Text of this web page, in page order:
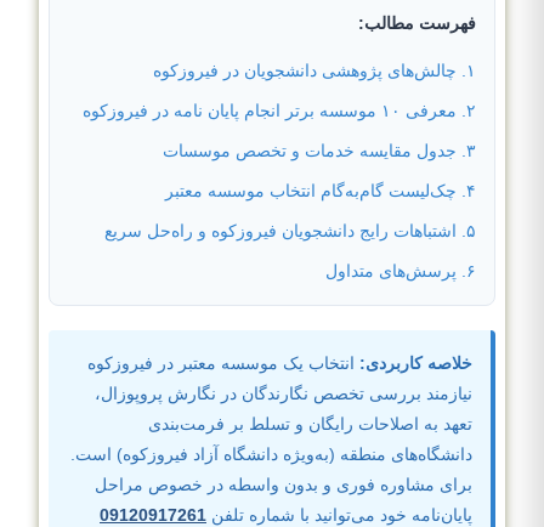
فهرست مطالب:
۱. چالش‌های پژوهشی دانشجویان در فیروزکوه
۲. معرفی ۱۰ موسسه برتر انجام پایان نامه در فیروزکوه
۳. جدول مقایسه خدمات و تخصص موسسات
۴. چک‌لیست گام‌به‌گام انتخاب موسسه معتبر
۵. اشتباهات رایج دانشجویان فیروزکوه و راه‌حل سریع
۶. پرسش‌های متداول
خلاصه کاربردی: انتخاب یک موسسه معتبر در فیروزکوه
نیازمند بررسی تخصص نگارندگان در نگارش پروپوزال،
تعهد به اصلاحات رایگان و تسلط بر فرمت‌بندی
دانشگاه‌های منطقه (به‌ویژه دانشگاه آزاد فیروزکوه) است.
برای مشاوره فوری و بدون واسطه در خصوص مراحل
پایان‌نامه خود می‌توانید با شماره تلفن 09120917261